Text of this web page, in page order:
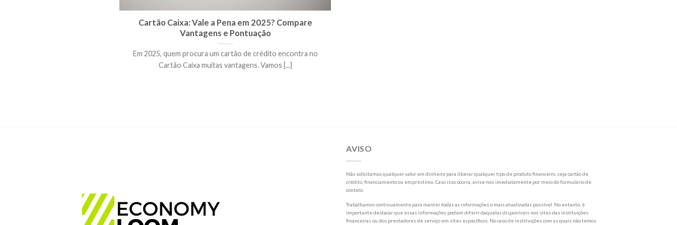
Cartão Caixa: Vale a Pena em 2025? Compare
Vantagens e Pontuação
Em 2025, quem procura um cartão de crédito encontra no
Cartão Caixa muitas vantagens. Vamos [...]
AVISO
Não solicitamos qualquer valor em dinheiro para liberar qualquer tipo de produto financeiro, seja cartão de
crédito, financiamento ou empréstimo. Caso isso ocorra, avise-nos imediatamente por meio do formulário de
contato.
Trabalhamos continuamente para manter todas as informações o mais atualizadas possível. No entanto, é
importante destacar que essas informações podem diferir daquelas disponíveis nos sites das instituições
financeiras ou dos prestadores de serviço em sites específicos. No caso de instituições com as quais não temos